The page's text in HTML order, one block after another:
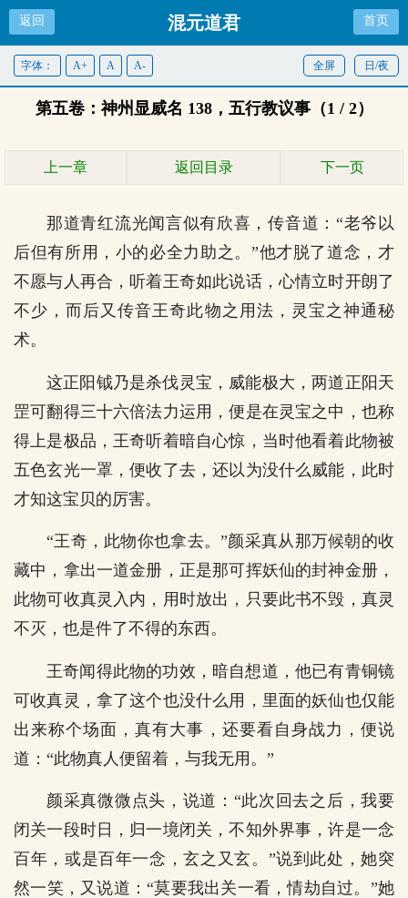
返回 混元道君 首页
日/夜
全屏
字体： A+ A A-
第五卷：神州显威名 138，五行教议事（1 / 2）
上一章 返回目录 下一页
那道青红流光闻言似有欣喜，传音道：“老爷以
后但有所用，小的必全力助之。”他才脱了道念，才
不愿与人再合，听着王奇如此说话，心情立时开朗了
不少，而后又传音王奇此物之用法，灵宝之神通秘
术。
这正阳钺乃是杀伐灵宝，威能极大，两道正阳天
罡可翻得三十六倍法力运用，便是在灵宝之中，也称
得上是极品，王奇听着暗自心惊，当时他看着此物被
五色玄光一罩，便收了去，还以为没什么威能，此时
才知这宝贝的厉害。
“王奇，此物你也拿去。”颜采真从那万候朝的收
藏中，拿出一道金册，正是那可挥妖仙的封神金册，
此物可收真灵入内，用时放出，只要此书不毁，真灵
不灭，也是件了不得的东西。
王奇闻得此物的功效，暗自想道，他已有青铜镜
可收真灵，拿了这个也没什么用，里面的妖仙也仅能
出来称个场面，真有大事，还要看自身战力，便说
道：“此物真人便留着，与我无用。”
颜采真微微点头，说道：“此次回去之后，我要
闭关一段时日，归一境闭关，不知外界事，许是一念
百年，或是百年一念，玄之又玄。”说到此处，她突
然一笑，又说道：“莫要我出关一看，情劫自过。”她